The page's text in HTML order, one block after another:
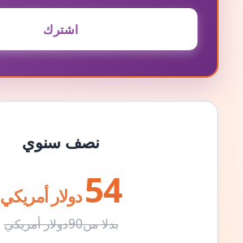
اشترك
نصف سنوي
54 دولار أمريكي
بدلا من90دولار أمريكي